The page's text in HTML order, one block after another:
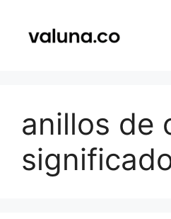
contenido
anillos de